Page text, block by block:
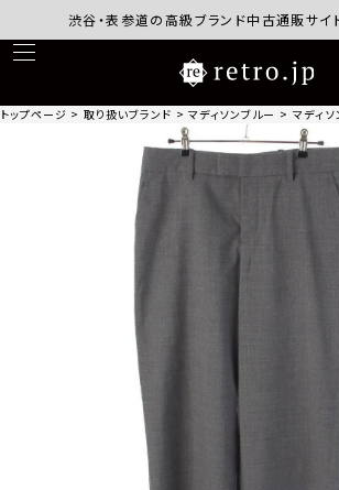
渋谷・表参道の高級ブランド中古通販サイト
トップページ 取り扱いブランド マディソンブルー マディ